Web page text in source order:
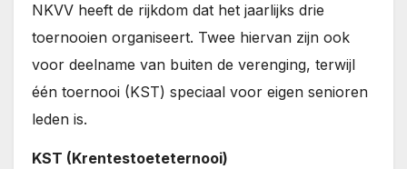
NKVV heeft de rijkdom dat het jaarlijks drie
toernooien organiseert. Twee hiervan zijn ook
voor deelname van buiten de verenging, terwijl
één toernooi (KST) speciaal voor eigen senioren
leden is.
KST (Krentestoeteternooi)